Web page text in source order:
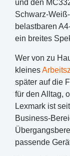
und den
Schwarz-
belastbaren
ein breites
Wer von zu
kleines
später auf die
für den Alltag,
Lexmark ist
Business-
passende